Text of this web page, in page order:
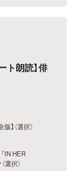
ト朗読】俳
】（選択）
IN HER
選択）